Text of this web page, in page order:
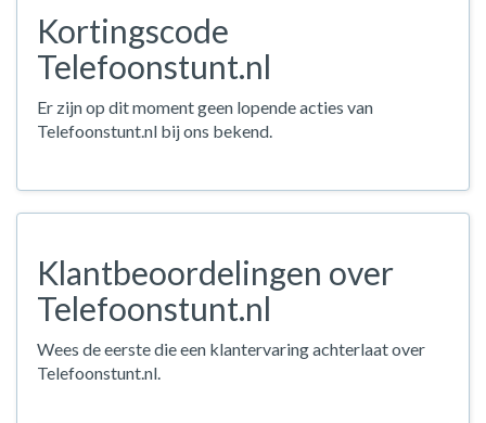
Kortingscode
Telefoonstunt.nl
Er zijn op dit moment geen lopende acties van
Telefoonstunt.nl bij ons bekend.
Klantbeoordelingen over
Telefoonstunt.nl
Wees de eerste die een klantervaring achterlaat over
Telefoonstunt.nl.